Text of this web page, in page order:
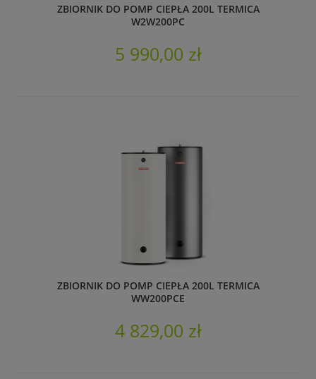
ZBIORNIK DO POMP CIEPŁA 200L TERMICA
W2W200PC
5 990,00 zł
ZBIORNIK DO POMP CIEPŁA 200L TERMICA
WW200PCE
4 829,00 zł